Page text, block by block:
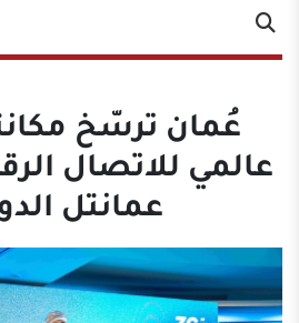
عُمان ترسّخ
عالمي للاتصال
عمانتل